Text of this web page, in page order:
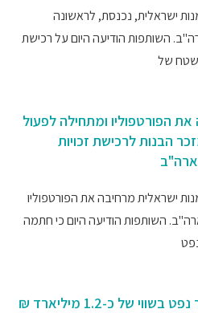
ישראלית, נכנסת, לראשונה
השותפות הודיעה היום על רכישת
הפורטפוליו ומתחילה לפעול
הבנות לרכישת זכויות
ישראלית מרחיבה את הפורטפוליו
השותפות הודיעה היום כי חתמה
"הזדמנות ישראלית": מאגר נפט בשווי של כ-1.2 מיליארד ₪